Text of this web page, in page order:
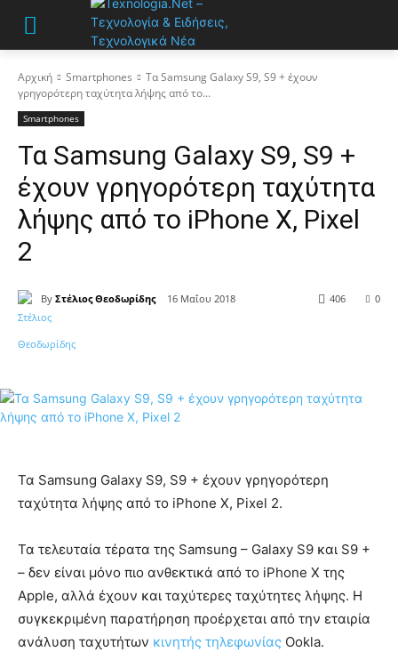
Αρχική Smartphones
Τα Samsung Galaxy S9, S9 + έχουν
γρηγορότερη ταχύτητα λήψης από το...
Smartphones
Τα Samsung Galaxy S9, S9 +
έχουν γρηγορότερη ταχύτητα
λήψης από το iPhone X, Pixel
2
By Στέλιος Θεοδωρίδης 16 Μαΐου 2018 0
406
Τα Samsung Galaxy S9, S9 + έχουν γρηγορότερη
ταχύτητα λήψης από το iPhone X, Pixel 2.
Τα τελευταία τέρατα της Samsung – Galaxy S9 και S9 +
– δεν είναι μόνο πιο ανθεκτικά από το iPhone X της
Apple, αλλά έχουν και ταχύτερες ταχύτητες λήψης. Η
συγκεκριμένη παρατήρηση προέρχεται από την εταιρία
ανάλυση ταχυτήτων κινητής τηλεφωνίας Ookla.